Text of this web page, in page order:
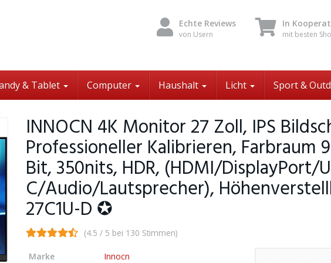
Echte Reviews
von Usern
In
mit besten
& Tablet Computer Haushalt Licht Sport &
INNOCN 4K Monitor 27 Zoll, IPS
Professioneller Kalibrieren, Farbraum
Bit, 350nits, HDR, (HDMI/DisplayPort/
C/Audio/Lautsprecher),
27C1U-D ✪
(4.5 / 5 bei 130 Stimmen)
Marke
Innocn